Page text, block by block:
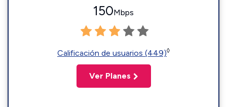
150Mbps
Calificación de usuarios (449)◊
Ver Planes